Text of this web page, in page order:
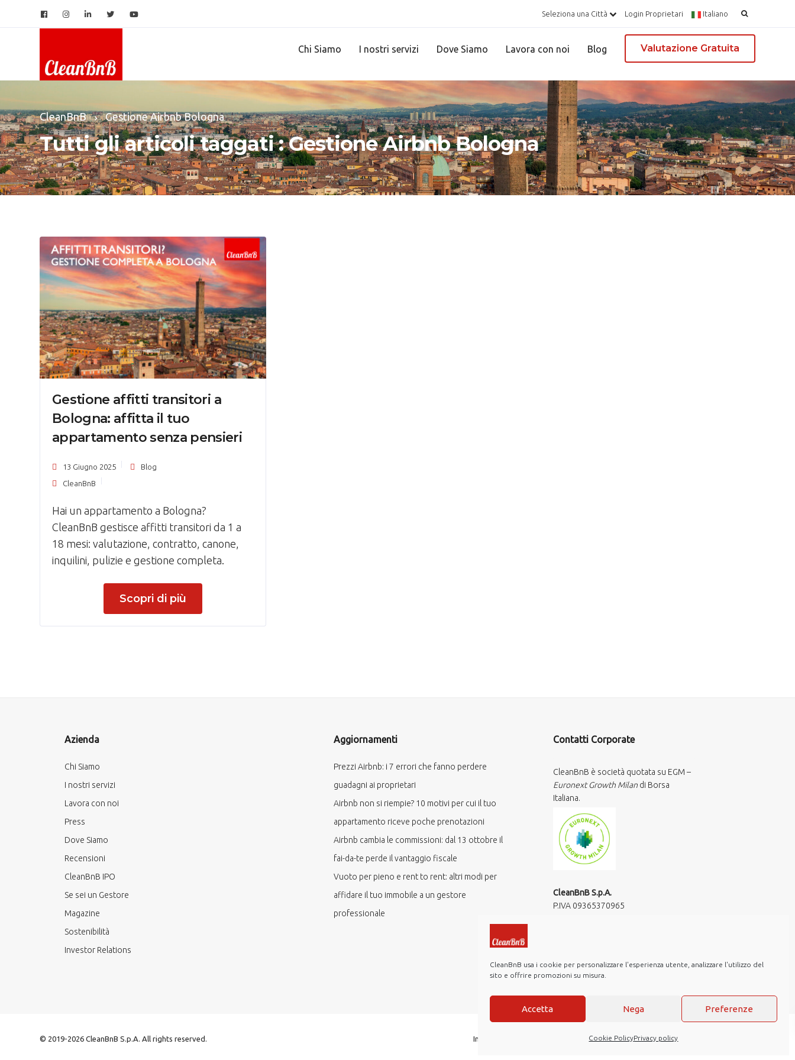
CleanBnB usa i cookie per personalizzare l'esperienza utente, analizzare l'utilizzo del
sito e offrire promozioni su misura.
Accetta Nega Preferenze
Cookie PolicyPrivacy policy
Seleziona una Città Login Proprietari Italiano Ricerca
per:
Chi Siamo I nostri servizi Dove Siamo Lavora con noi Blog Valutazione Gratuita
CleanBnB Gestione Airbnb Bologna
Tutti gli articoli taggati : Gestione Airbnb Bologna
Gestione affitti transitori a
Bologna: affitta il tuo
appartamento senza pensieri
13 Giugno 2025
Blog
CleanBnB
Hai un appartamento a Bologna?
CleanBnB gestisce affitti transitori da 1 a
18 mesi: valutazione, contratto, canone,
inquilini, pulizie e gestione completa.
Scopri di più
Azienda
Chi Siamo
I nostri servizi
Lavora con noi
Press
Dove Siamo
Recensioni
CleanBnB IPO
Se sei un Gestore
Magazine
Sostenibilità
Investor Relations
Aggiornamenti
Prezzi Airbnb: i 7 errori che fanno perdere
guadagni ai proprietari
Airbnb non si riempie? 10 motivi per cui il tuo
appartamento riceve poche prenotazioni
Airbnb cambia le commissioni: dal 13 ottobre il
fai-da-te perde il vantaggio fiscale
Vuoto per pieno e rent to rent: altri modi per
affidare il tuo immobile a un gestore
professionale
Contatti Corporate
CleanBnB è società quotata su EGM –
Euronext Growth Milan di Borsa
Italiana.
CleanBnB S.p.A.
P.IVA 09365370965​
© 2019-2026 CleanBnB S.p.A. All rights reserved. Investor Relations Privacy policy Cookie Policy